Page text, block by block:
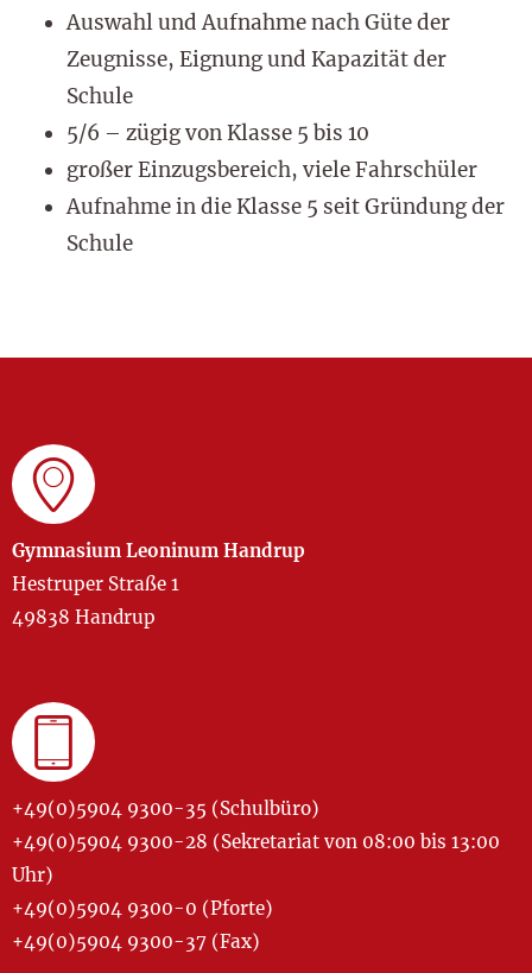
Auswahl und Aufnahme nach Güte der
Zeugnisse, Eignung und Kapazität der
Schule
5/6 – zügig von Klasse 5 bis 10
großer Einzugsbereich, viele Fahrschüler
Aufnahme in die Klasse 5 seit Gründung der
Schule
Gymnasium Leoninum Handrup
Hestruper Straße 1
49838 Handrup
+49(0)5904 9300-35 (Schulbüro)
+49(0)5904 9300-28 (Sekretariat von 08:00 bis 13:00
Uhr)
+49(0)5904 9300-0 (Pforte)
+49(0)5904 9300-37 (Fax)